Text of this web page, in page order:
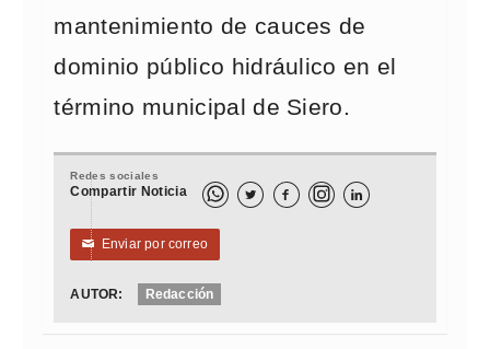
mantenimiento de cauces de
dominio público hidráulico en el
término municipal de Siero.
Redes sociales
Compartir Noticia   
✉ Enviar por correo
AUTOR: Redacción